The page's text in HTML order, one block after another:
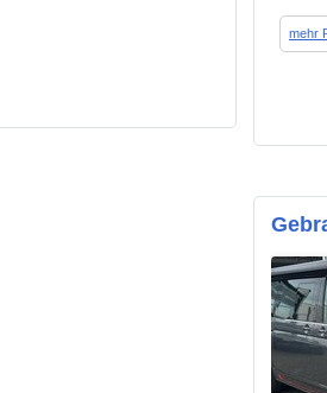
mehr